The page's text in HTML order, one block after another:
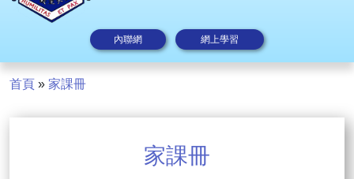
內聯網 網上學習
首頁 » 家課冊
家課冊